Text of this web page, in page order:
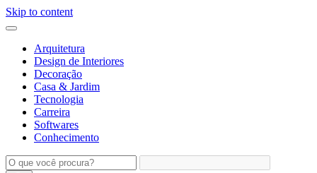
Skip to content
Arquitetura
Design de Interiores
Decoração
Casa & Jardim
Tecnologia
Carreira
Softwares
Conhecimento